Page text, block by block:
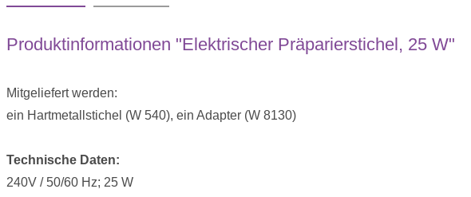
Produktinformationen "Elektrischer Präparierstichel, 25 W"
Mitgeliefert werden:
ein Hartmetallstichel (W 540), ein Adapter (W 8130)
Technische Daten:
240V / 50/60 Hz; 25 W